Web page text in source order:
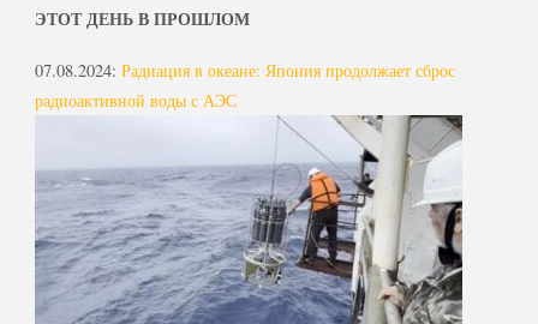
ЭТОТ ДЕНЬ В ПРОШЛОМ
07.08.2024: Радиация в океане: Япония продолжает сброс
радиоактивной воды с АЭС